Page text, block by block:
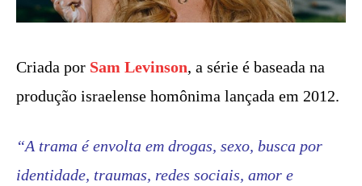
Criada por Sam Levinson, a série é baseada na
produção israelense homônima lançada em 2012.
“A trama é envolta em drogas, sexo, busca por
identidade, traumas, redes sociais, amor e